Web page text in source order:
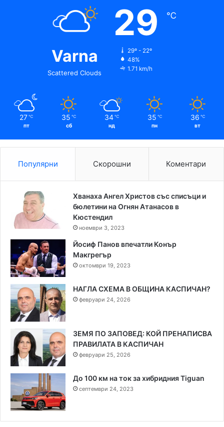
Varna
Scattered Clouds
29 ℃
29º - 22º
48%
1.71 km/h
27 ℃
пт
35 ℃
сб
34 ℃
нд
35 ℃
пн
36 ℃
вт
Популярни Скорошни Коментари
Хванаха Ангел Христов със списъци и
бюлетини на Огнян Атанасов в
Кюстендил
ноември 3, 2023
Йосиф Панов впечатли Конър
Макгрегър
октомври 19, 2023
НАГЛА СХЕМА В ОБЩИНА КАСПИЧАН?
февруари 24, 2026
ЗЕМЯ ПО ЗАПОВЕД: КОЙ ПРЕНАПИСВА
ПРАВИЛАТА В КАСПИЧАН
февруари 25, 2026
До 100 км на ток за хибридния Tiguan
септември 24, 2023